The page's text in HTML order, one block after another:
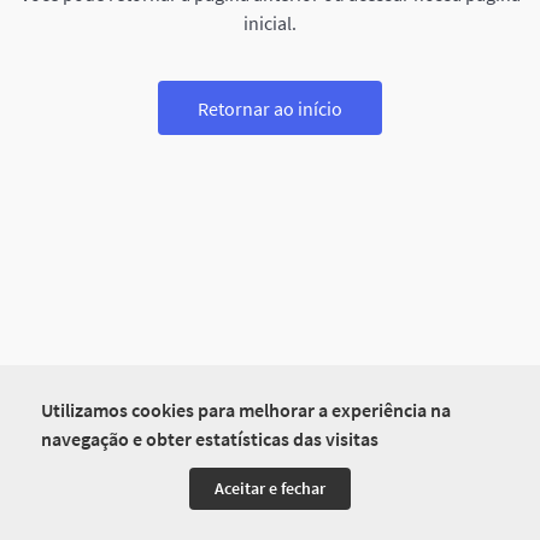
Utilizamos cookies para melhorar a experiência na
navegação e obter estatísticas das visitas
Aceitar e fechar
inicial.
Retornar ao início